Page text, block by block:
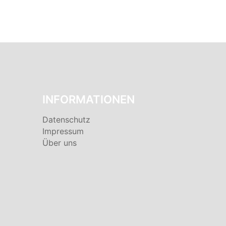
INFORMATIONEN
Datenschutz
Impressum
Über uns